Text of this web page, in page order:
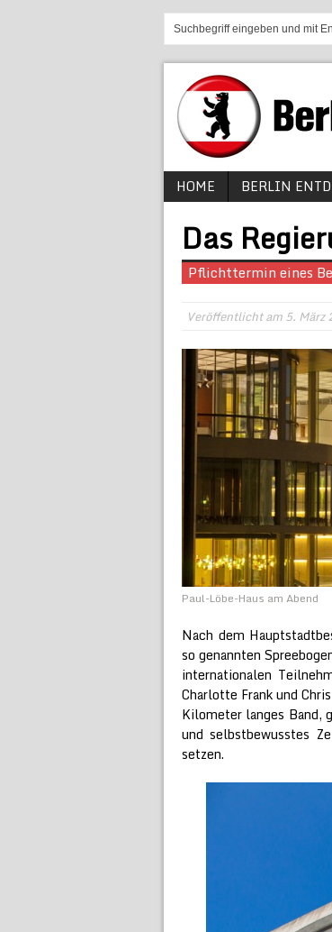
HOME BERLIN
Das
Pflichttermin eines
Veröffentlicht am5. März
Paul-Löbe-Haus am Abend
Nach dem
so genannten
internationalen
Charlotte Frank und
Kilometer langes Band,
und selbstbewusstes
setzen.